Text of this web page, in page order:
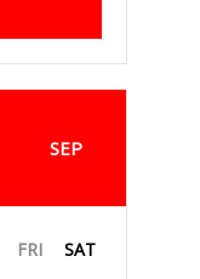
SEP
FRI SAT